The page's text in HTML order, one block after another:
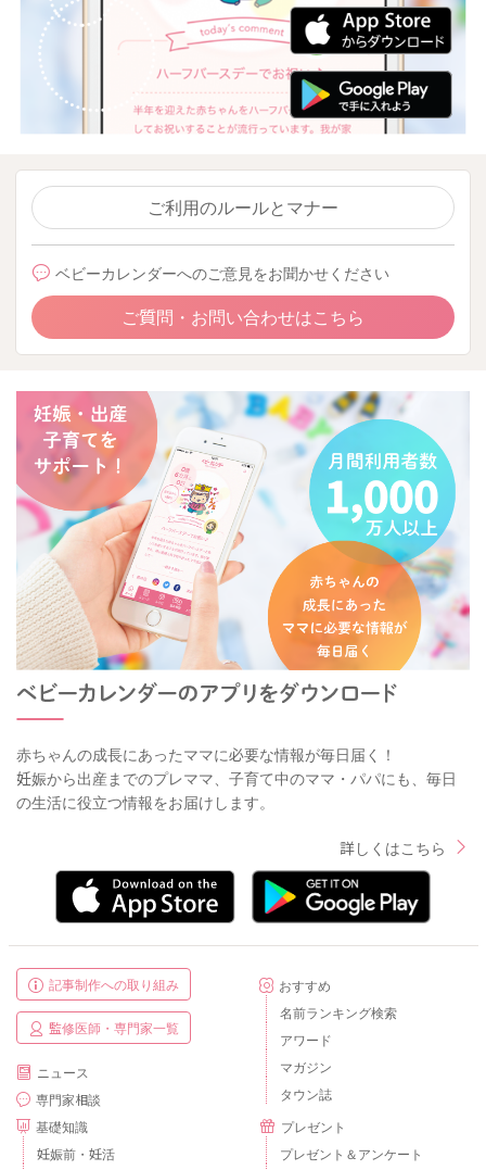
ご利用のルールとマナー
ベビーカレンダーへのご意見をお聞かせください
ご質問・お問い合わせはこちら
赤ちゃんの成長にあったママに必要な情報が毎日届く！
妊娠から出産までのプレママ、子育て中のママ・パパにも、毎日
の生活に役立つ情報をお届けします。
詳しくはこちら
記事制作への取り組み
監修医師・専門家一覧
ニュース
専門家相談
基礎知識
妊娠前・妊活
おすすめ
名前ランキング検索
アワード
マガジン
タウン誌
プレゼント
プレゼント＆アンケート